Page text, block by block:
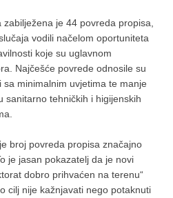
je 44 povreda propisa,
vodili načelom oportuniteta
koje su uglavnom
Najčešće povrede odnosile su
minimalnim uvjetima te manje
sanitarno tehničkih i higijenskih
broj povreda propisa značajno
je jasan pokazatelj da je novi
dobro prihvaćen na terenu“
cilj nije kažnjavati nego potaknuti